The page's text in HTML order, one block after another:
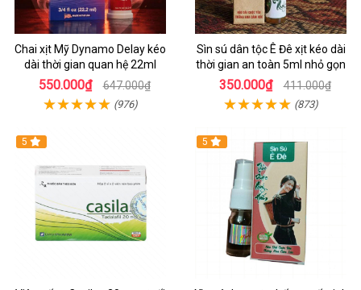
Chai xịt Mỹ Dynamo Delay kéo
dài thời gian quan hệ 22ml
550.000₫ 647.000₫
(976)
Sìn sú dân tộc Ê Đê xịt kéo dài
thời gian an toàn 5ml nhỏ gọn
350.000₫ 411.000₫
(873)
5 5